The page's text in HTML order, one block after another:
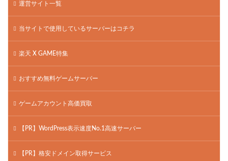
運営サイト一覧
当サイトで使用しているサーバーはコチラ
楽天 X GAME特集
おすすめ無料ゲームサーバー
ゲームアカウント高価買取
【PR】WordPress表示速度No.1高速サーバー
【PR】格安ドメイン取得サービス